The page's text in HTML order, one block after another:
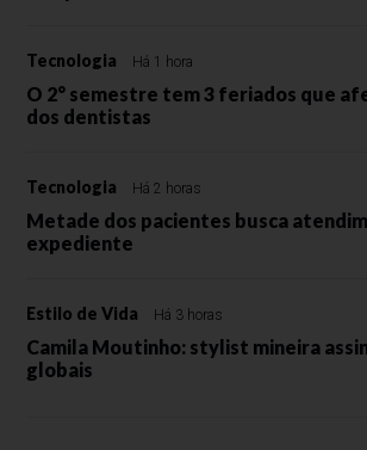
Tecnologia Há 1 hora
O 2° semestre tem 3 feriados que
dos dentistas
Tecnologia Há 2 horas
Metade dos pacientes busca
expediente
Estilo de Vida Há 3 horas
Camila Moutinho: stylist mineira
globais